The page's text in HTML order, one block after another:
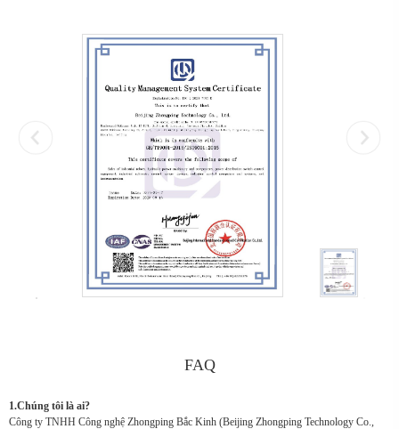
FAQ
1.Chúng tôi là ai?
Công ty TNHH Công nghệ Zhongping Bắc Kinh (Beijing Zhongping Technology Co.,